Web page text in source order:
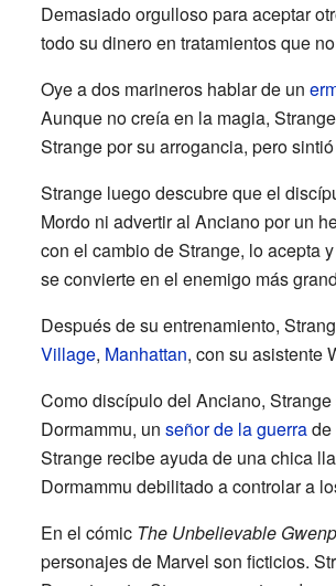
Demasiado orgulloso para aceptar
todo su dinero en tratamientos que
Oye a dos marineros hablar de un
Aunque no creía en la magia,
Strange por su arrogancia, pero
Strange luego descubre que el
Mordo ni advertir al Anciano por un
con el cambio de Strange, lo acepta
se convierte en el enemigo más
Después de su entrenamiento,
Village, Manhattan, con su asistente
Como discípulo del Anciano,
Dormammu, un señor de la guerrade
Strange recibe ayuda de una chica
Dormammu debilitado a controlar a
En el cómic The Unbelievable
personajes de Marvel son ficticios.